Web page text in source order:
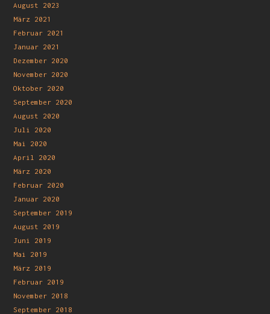
August 2023
März 2021
Februar 2021
Januar 2021
Dezember 2020
November 2020
Oktober 2020
September 2020
August 2020
Juli 2020
Mai 2020
April 2020
März 2020
Februar 2020
Januar 2020
September 2019
August 2019
Juni 2019
Mai 2019
März 2019
Februar 2019
November 2018
September 2018